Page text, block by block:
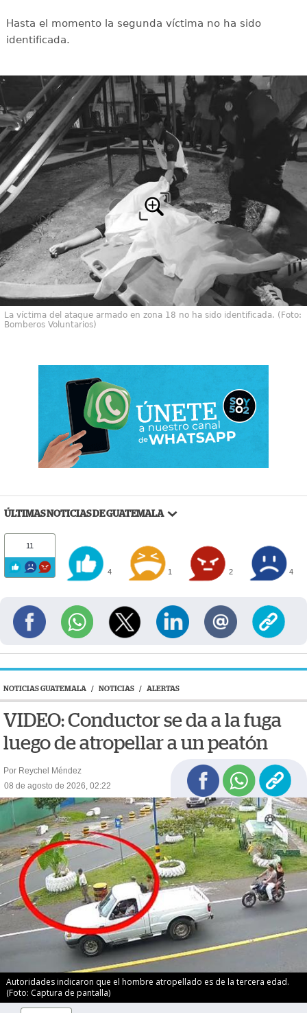
Hasta el momento la segunda víctima no ha sido
identificada.
La víctima del ataque armado en zona 18 no ha sido identificada. (Foto:
Bomberos Voluntarios)
ÚLTIMAS NOTICIAS DE GUATEMALA
11
4 1 2 4
NOTICIAS GUATEMALA / NOTICIAS / ALERTAS
VIDEO: Conductor se da a la fuga
luego de atropellar a un peatón
Por Reychel Méndez
08 de agosto de 2026, 02:22
Autoridades indicaron que el hombre atropellado es de la tercera edad.
(Foto: Captura de pantalla)